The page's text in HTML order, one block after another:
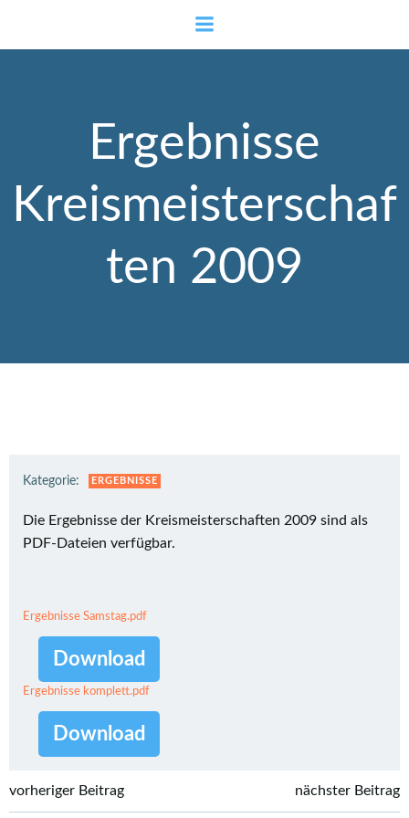
Inhalt
springen
Ergebnisse
Kreismeisterschaf
ten 2009
Kategorie: ERGEBNISSE
Die Ergebnisse der Kreismeisterschaften 2009 sind als
PDF-Dateien verfügbar.
Ergebnisse Samstag.pdf
Download
Ergebnisse komplett.pdf
Download
Post
vorheriger Beitrag nächster Beitrag